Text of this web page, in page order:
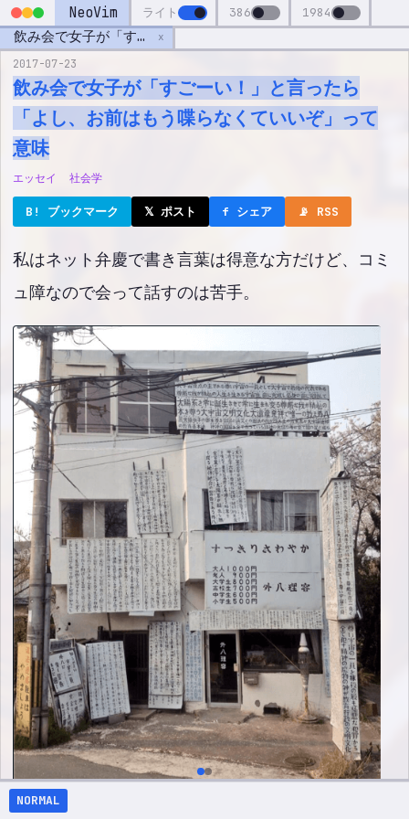
NeoVim ライト 386 1984
飲み会で女子が「すごーい！」と言ったら「よし、お前はもう喋らなくていいぞ」って意味 x
2017-07-23
飲み会で女子が「すごーい！」と言ったら
「よし、お前はもう喋らなくていいぞ」って
意味
エッセイ 社会学
B! ブックマーク 𝕏 ポスト f シェア 📡 RSS
私はネット弁慶で書き言葉は得意な方だけど、コミ
ュ障なので会って話すのは苦手。
NORMAL